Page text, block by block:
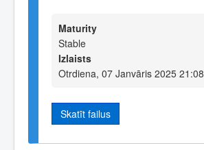
Maturity
Stable
Izlaists
Otrdiena, 07 Janvāris 2025 21:08
Skatīt failus